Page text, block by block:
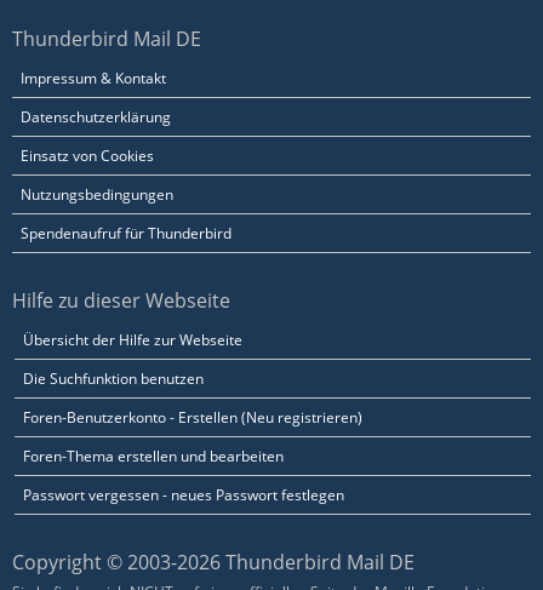
Thunderbird Mail DE
Impressum & Kontakt
Datenschutzerklärung
Einsatz von Cookies
Nutzungsbedingungen
Spendenaufruf für Thunderbird
Hilfe zu dieser Webseite
Übersicht der Hilfe zur Webseite
Die Suchfunktion benutzen
Foren-Benutzerkonto - Erstellen (Neu registrieren)
Foren-Thema erstellen und bearbeiten
Passwort vergessen - neues Passwort festlegen
Copyright © 2003-2026 Thunderbird Mail DE